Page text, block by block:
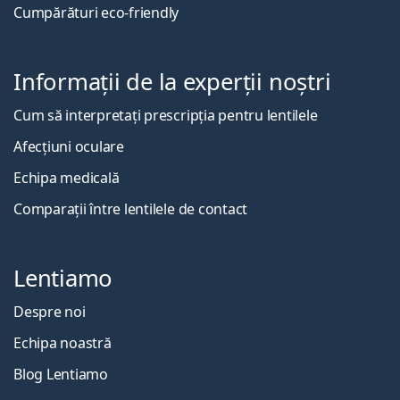
Cumpărături eco-friendly
Informații de la experții noștri
Cum să interpretați prescripția pentru lentilele
Afecțiuni oculare
Echipa medicală
Comparații între lentilele de contact
Lentiamo
Despre noi
Echipa noastră
Blog Lentiamo